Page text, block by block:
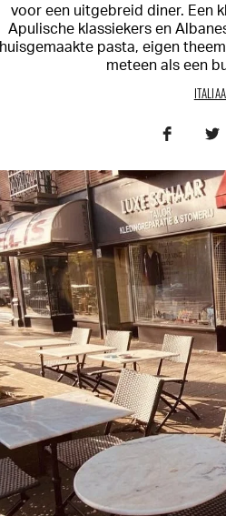
voor een uitgebreid diner. Een
Apulische klassiekers en
huisgemaakte pasta, eigen
meteen als een